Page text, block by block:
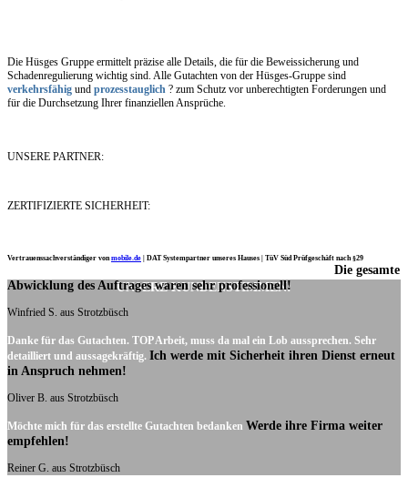
Die Hüsges Gruppe ermittelt präzise alle Details, die für die Beweissicherung und
Schadenregulierung wichtig sind. Alle Gutachten von der Hüsges-Gruppe sind
verkehrsfähig und prozesstauglich ? zum Schutz vor unberechtigten Forderungen und
für die Durchsetzung Ihrer finanziellen Ansprüche.
UNSERE PARTNER:
ZERTIFIZIERTE SICHERHEIT:
Vertrauenssachverständiger vonmobile.de DAT Systempartner unseres Hauses | TüV Süd Prüfgeschäft nach §29
UNSERE KUNDENSTIMMEN:
Die gesamte
Abwicklung des Auftrages waren sehr professionell!
Winfried S. aus Strotzbüsch
Danke für das Gutachten. TOP Arbeit, muss da mal ein Lob aussprechen. Sehr
detailliert und aussagekräftig. Ich werde mit Sicherheit ihren Dienst erneut
in Anspruch nehmen!
Oliver B. aus Strotzbüsch
Möchte mich für das erstellte Gutachten bedanken Werde ihre Firma weiter
empfehlen!
Reiner G. aus Strotzbüsch